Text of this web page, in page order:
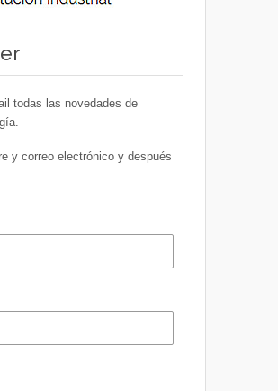
todas las novedades de
y correo electrónico y después